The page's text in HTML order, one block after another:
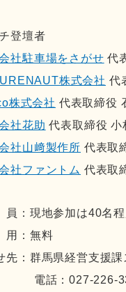
登壇者
社駐車場をさがせ 代
株式会社 代
株式会社 代表取締役
社花助 代表取締役 小
社山﨑製作所 代表取
社ファントム 代表取
現地参加は40名程
：無料
先：群馬県経営支援
027-226-3336